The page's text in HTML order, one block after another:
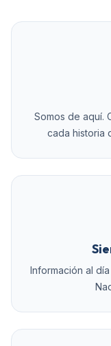
Somos de aquí.
cada historia
Información al